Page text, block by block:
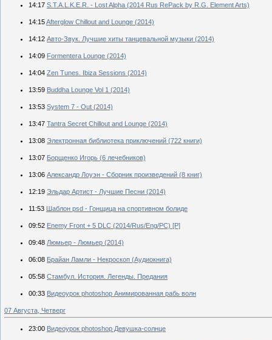
14:17 S.T.A.L.K.E.R. - Lost Alpha (2014 Rus RePack by R.G. Element Arts)
14:15Afterglow Chillout and Lounge (2014)
14:12 Авто-Звук. Лучшие хиты танцевальной музыки (2014)
14:09 Formentera Lounge (2014)
14:04 Zen Tunes. Ibiza Sessions (2014)
13:59 Buddha Lounge Vol 1 (2014)
13:53 System 7 - Out (2014)
13:47 Tantra Secret Chillout and Lounge (2014)
13:08 Электронная библиотека приключений (722 книги)
13:07 Борщенко Игорь (6 лечебников)
13:06 Александр Лоуэн - Сборник произведений (8 книг)
12:19 Эльдар Артист - Лучшие Песни (2014)
11:53 Шаблон psd - Гонщица на спортивном болиде
09:52 Enemy Front + 5 DLC (2014/Rus/Eng/PC) [P]
09:48 Люмьер - Люмьер (2014)
06:08 Брайан Ламли - Некроскоп (Аудиокнига)
05:58 Стамбул. История. Легенды. Предания
00:33 Видеоурок photoshop Анимированная рабь волн
07 Августа, Четверг
23:00 Видеоурок photoshop Девушка-солнце